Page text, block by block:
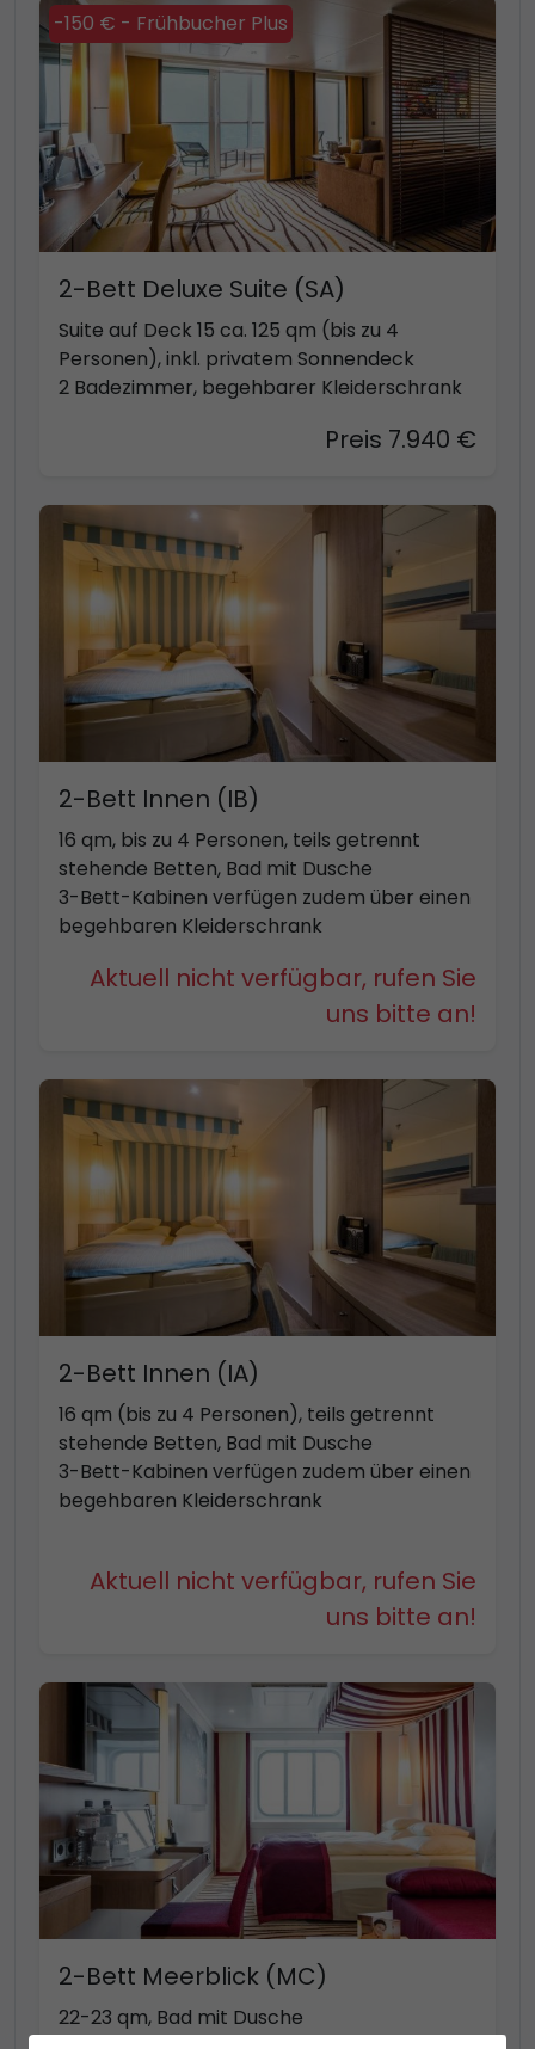
-150 € - Frühbucher Plus
2-Bett Deluxe Suite (SA)
Suite auf Deck 15 ca. 125 qm (bis zu 4
Personen), inkl. privatem Sonnendeck
2 Badezimmer, begehbarer Kleiderschrank
Preis 7.940 €
2-Bett Innen (IB)
16 qm, bis zu 4 Personen, teils getrennt
stehende Betten, Bad mit Dusche
3-Bett-Kabinen verfügen zudem über einen
begehbaren Kleiderschrank
Aktuell nicht verfügbar, rufen Sie
uns bitte an!
2-Bett Innen (IA)
16 qm (bis zu 4 Personen), teils getrennt
stehende Betten, Bad mit Dusche
3-Bett-Kabinen verfügen zudem über einen
begehbaren Kleiderschrank
Aktuell nicht verfügbar, rufen Sie
uns bitte an!
2-Bett Meerblick (MC)
22-23 qm, Bad mit Dusche